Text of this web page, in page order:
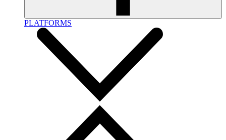
PLATFORMS